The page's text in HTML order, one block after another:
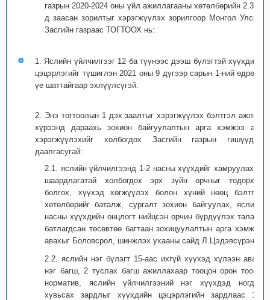
газрын 2020-2024 оны үйл ажиллагааны хөтөлбөрийн 2.3.1-
д заасан зорилтыг хэрэгжүүлэх зорилгоор Монгол Улсын
Засгийн газраас ТОГТООХ нь:
1. Яслийн үйлчилгээг 12 ба түүнээс дээш бүлэгтэй хүүхдийн
цэцэрлэгийг түшиглэн 2021 оны 9 дүгээр сарын 1-ний өдрөөс
үе шаттайгаар эхлүүлсүгэй.
2. Энэ тогтоолын 1 дэх заалтыг хэрэгжүүлэх бэлтгэл ажлын
хүрээнд дараахь зохион байгуулалтын арга хэмжээ авч
хэрэгжүүлэхийг холбогдох Засгийн газрын гишүүдэд
даалгасугай:
2.1. яслийн үйлчилгээнд 1-2 насны хүүхдийг хамруулахад
шаардлагатай холбогдох эрх зүйн орчныг тодорхой
болгох, хүүхэд хөгжүүлэх болон хүний нөөц бэлтгэх
хөтөлбөрийг баталж, сургалт зохион байгуулах, яслийн
насны хүүхдийн онцлогт нийцсэн орчин бүрдүүлэх талаар
батлагдсан төсөвтөө багтаан зохицуулалтын арга хэмжээ
авахыг Боловсрол, шинжлэх ухааны сайд Л.Цэдэвсүрэнд;
2.2. яслийн нэг бүлэгт 15-аас ихгүй хүүхэд хүлээн авах,
нэг багш, 2 туслах багш ажиллахаар тооцон орон тооны
норматив, яслийн үйлчилгээний нэг хүүхдэд ногдох
хувьсах зардлыг хүүхдийн цэцэрлэгийн зардлаас 1,5